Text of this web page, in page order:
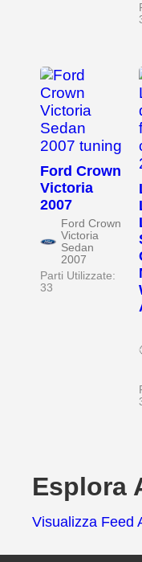
Ford Crown
Victoria
2007
Ford Crown
Victoria
Sedan
2007
Parti Utilizzate:
33
Esplora
Visualizza Feed